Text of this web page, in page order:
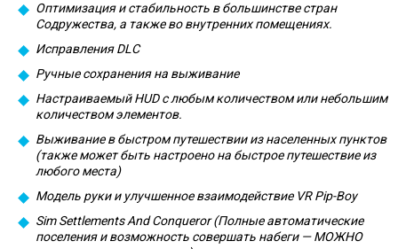
Оптимизация и стабильность в большинстве стран
Содружества, а также во внутренних помещениях.
Исправления DLC
Ручные сохранения на выживание
Настраиваемый HUD с любым количеством или небольшим
количеством элементов.
Выживание в быстром путешествии из населенных пунктов
(также может быть настроено на быстрое путешествие из
любого места)
Модель руки и улучшенное взаимодействие VR Pip-Boy
Sim Settlements And Conqueror (Полные автоматические
поселения и возможность совершать набеги — МОЖНО